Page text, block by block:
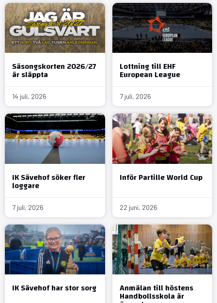
Säsongskorten 2026/27
är släppta
14 juli, 2026
Lottning till EHF
European League
7 juli, 2026
IK Sävehof söker fler
loggare
7 juli, 2026
Inför Partille World Cup
22 juni, 2026
IK Sävehof har stor sorg Anmälan till höstens
Handbollsskola är